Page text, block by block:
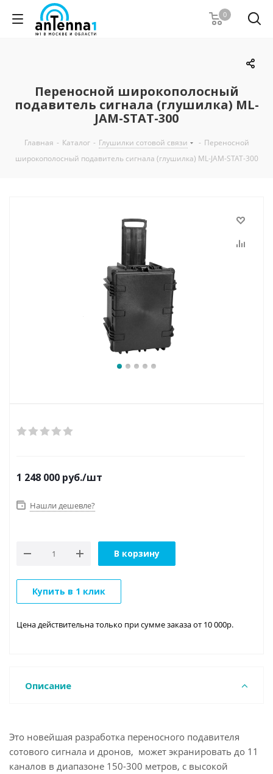
0
Переносной широкополосный
подавитель сигнала (глушилка) ML-
JAM-STAT-300
Главная - Каталог - Глушилки сотовой связи - Переносной
широкополосный подавитель сигнала (глушилка) ML-JAM-STAT-300
1 248 000 руб./шт
Нашли дешевле?
В корзину
Купить в 1 клик
Цена действительна только при сумме заказа от 10 000р.
Описание
Это новейшая разработка переносного подавителя
сотового сигнала и дронов, может экранировать до 11
каналов в диапазоне 150-300 метров, с высокой